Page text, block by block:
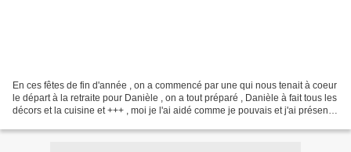
En ces fêtes de fin d'année , on a commencé par une qui nous tenait à coeur
le départ à la retraite pour Danièle , on a tout préparé , Danièle à fait tous les
décors et la cuisine et +++ , moi je l'ai aidé comme je pouvais et j'ai présenté